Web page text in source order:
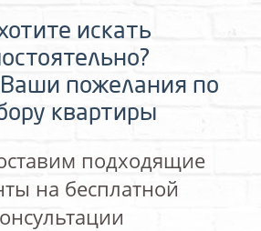
искать
Ваши пожелания по
квартиры
подходящие
на бесплатной